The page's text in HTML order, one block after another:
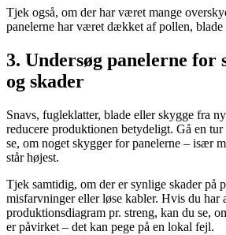
Tjek også, om der har været mange
panelerne har været dækket af pollen, blade
3. Undersøg panelerne for
og skader
Snavs, fugleklatter, blade eller skygge fra
reducere produktionen betydeligt. Gå en
se, om noget skygger for panelerne – især
står højest.
Tjek samtidig, om der er synlige skader på
misfarvninger eller løse kabler. Hvis du har
produktionsdiagram pr. streng, kan du se,
er påvirket – det kan pege på en lokal fejl.